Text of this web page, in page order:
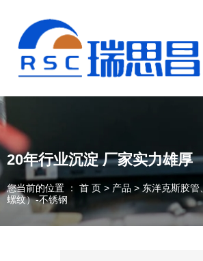
20年行业沉淀 厂家实力雄厚
您当前的位置 ： 首 页 > 产品 > 东洋克斯胶管
螺纹）-不锈钢